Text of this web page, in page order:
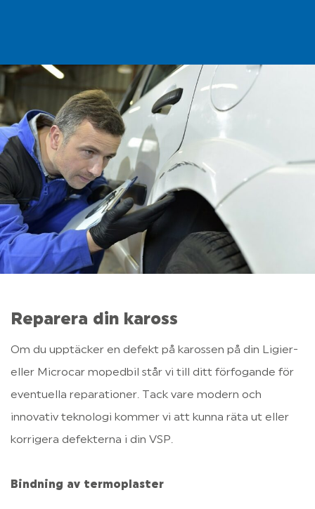
Reparera din kaross
Om du upptäcker en defekt på karossen på din Ligier-
eller Microcar mopedbil står vi till ditt förfogande för
eventuella reparationer. Tack vare modern och
innovativ teknologi kommer vi att kunna räta ut eller
korrigera defekterna i din VSP.
Bindning av termoplaster